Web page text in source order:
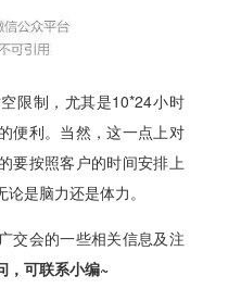
限制，尤其是10*24小时
便利。当然，这一点上对
要按照客户的时间安排上
是脑力还是体力。
交会的一些相关信息及注
，可联系小编~